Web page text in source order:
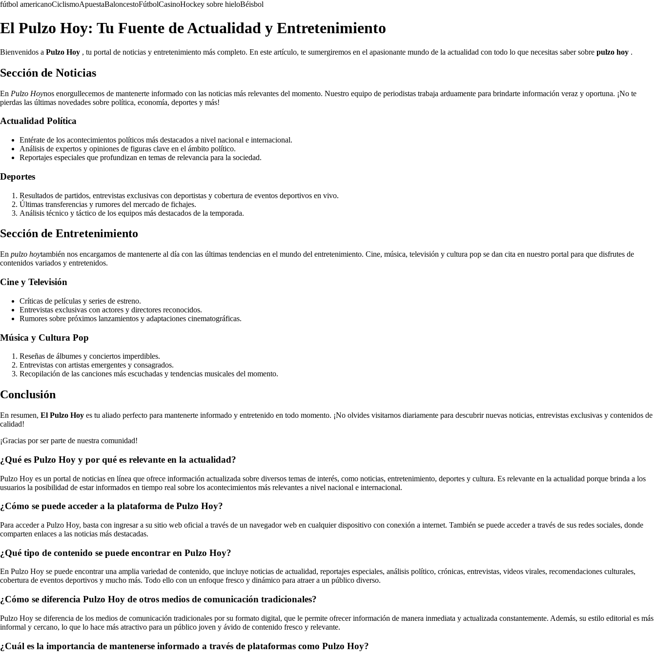
fútbol americanoCiclismoApuestaBaloncestoFútbolCasinoHockey sobre hieloBéisbol
El Pulzo Hoy: Tu Fuente de Actualidad y Entretenimiento
Bienvenidos a Pulzo Hoy , tu portal de noticias y entretenimiento más completo. En este artículo, te sumergiremos en el apasionante mundo de la actualidad con todo lo que necesitas saber sobre pulzo hoy .
Sección de Noticias
En Pulzo Hoynos enorgullecemos de mantenerte informado con las noticias más relevantes del momento. Nuestro equipo de periodistas trabaja arduamente para brindarte información veraz y oportuna. ¡No te
pierdas las últimas novedades sobre política, economía, deportes y más!
Actualidad Política
Entérate de los acontecimientos políticos más destacados a nivel nacional e internacional.
Análisis de expertos y opiniones de figuras clave en el ámbito político.
Reportajes especiales que profundizan en temas de relevancia para la sociedad.
Deportes
Resultados de partidos, entrevistas exclusivas con deportistas y cobertura de eventos deportivos en vivo.
Últimas transferencias y rumores del mercado de fichajes.
Análisis técnico y táctico de los equipos más destacados de la temporada.
Sección de Entretenimiento
En pulzo hoytambién nos encargamos de mantenerte al día con las últimas tendencias en el mundo del entretenimiento. Cine, música, televisión y cultura pop se dan cita en nuestro portal para que disfrutes de
contenidos variados y entretenidos.
Cine y Televisión
Críticas de películas y series de estreno.
Entrevistas exclusivas con actores y directores reconocidos.
Rumores sobre próximos lanzamientos y adaptaciones cinematográficas.
Música y Cultura Pop
Reseñas de álbumes y conciertos imperdibles.
Entrevistas con artistas emergentes y consagrados.
Recopilación de las canciones más escuchadas y tendencias musicales del momento.
Conclusión
En resumen, El Pulzo Hoy es tu aliado perfecto para mantenerte informado y entretenido en todo momento. ¡No olvides visitarnos diariamente para descubrir nuevas noticias, entrevistas exclusivas y contenidos de
calidad!
¡Gracias por ser parte de nuestra comunidad!
¿Qué es Pulzo Hoy y por qué es relevante en la actualidad?
Pulzo Hoy es un portal de noticias en línea que ofrece información actualizada sobre diversos temas de interés, como noticias, entretenimiento, deportes y cultura. Es relevante en la actualidad porque brinda a los
usuarios la posibilidad de estar informados en tiempo real sobre los acontecimientos más relevantes a nivel nacional e internacional.
¿Cómo se puede acceder a la plataforma de Pulzo Hoy?
Para acceder a Pulzo Hoy, basta con ingresar a su sitio web oficial a través de un navegador web en cualquier dispositivo con conexión a internet. También se puede acceder a través de sus redes sociales, donde
comparten enlaces a las noticias más destacadas.
¿Qué tipo de contenido se puede encontrar en Pulzo Hoy?
En Pulzo Hoy se puede encontrar una amplia variedad de contenido, que incluye noticias de actualidad, reportajes especiales, análisis político, crónicas, entrevistas, videos virales, recomendaciones culturales,
cobertura de eventos deportivos y mucho más. Todo ello con un enfoque fresco y dinámico para atraer a un público diverso.
¿Cómo se diferencia Pulzo Hoy de otros medios de comunicación tradicionales?
Pulzo Hoy se diferencia de los medios de comunicación tradicionales por su formato digital, que le permite ofrecer información de manera inmediata y actualizada constantemente. Además, su estilo editorial es más
informal y cercano, lo que lo hace más atractivo para un público joven y ávido de contenido fresco y relevante.
¿Cuál es la importancia de mantenerse informado a través de plataformas como Pulzo Hoy?